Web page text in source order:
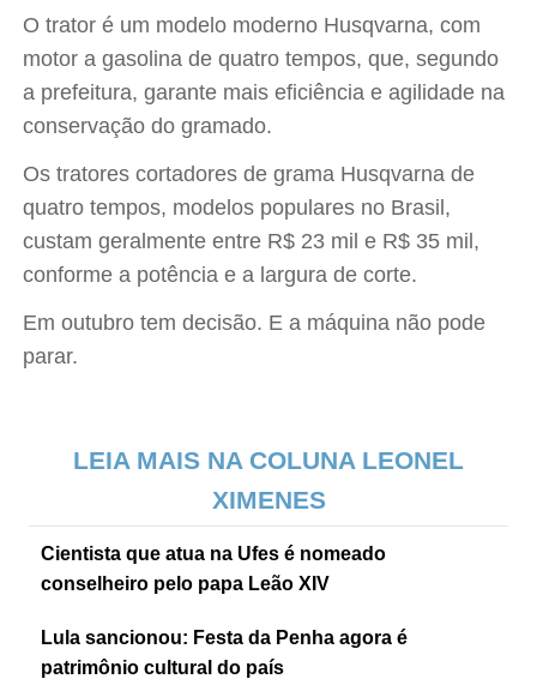
O trator é um modelo moderno Husqvarna, com
motor a gasolina de quatro tempos, que, segundo
a prefeitura, garante mais eficiência e agilidade na
conservação do gramado.
Os tratores cortadores de grama Husqvarna de
quatro tempos, modelos populares no Brasil,
custam geralmente entre R$ 23 mil e R$ 35 mil,
conforme a potência e a largura de corte.
Em outubro tem decisão. E a máquina não pode
parar.
LEIA MAIS NA COLUNA LEONEL
XIMENES
Cientista que atua na Ufes é nomeado
conselheiro pelo papa Leão XIV
Lula sancionou: Festa da Penha agora é
patrimônio cultural do país